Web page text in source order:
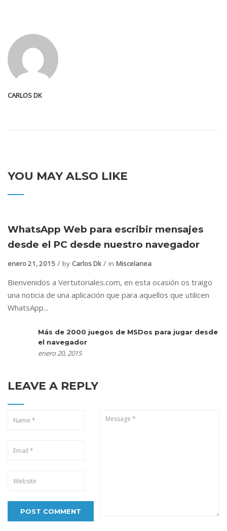
CARLOS DK
YOU MAY ALSO LIKE
WhatsApp Web para escribir mensajes
desde el PC desde nuestro navegador
enero 21, 2015 by Carlos Dk in Miscelanea
Bienvenidos a Vertutoriales.com, en esta ocasión os traigo
una noticia de una aplicación que para aquellos que utilicen
WhatsApp...
Más de 2000 juegos de MSDos para jugar desde
el navegador
enero 20, 2015
LEAVE A REPLY